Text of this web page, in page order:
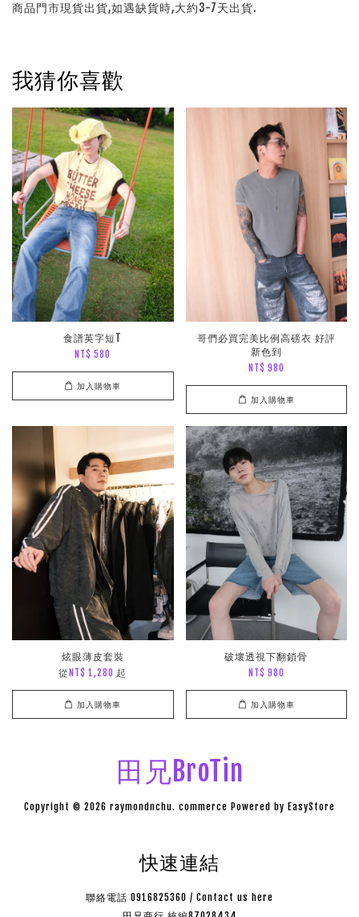
商品門市現貨出貨,如遇缺貨時,大約3-7天出貨.
我猜你喜歡
食譜英字短T
NT$ 580
加入購物車
哥們必買完美比例高磅衣 好評
新色到
NT$ 980
加入購物車
炫眼薄皮套裝
從 NT$ 1,280 起
加入購物車
破壞透視下翻鎖骨
NT$ 980
加入購物車
田兄BroTin
Copyright © 2026 raymondnchu. commerce Powered by EasyStore
快速連結
聯絡電話 0916825360 / Contact us here